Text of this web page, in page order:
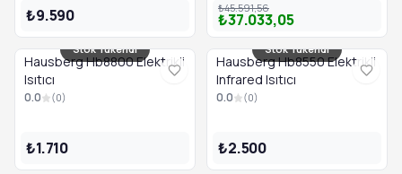
₺9.590 ₺45.591,56
₺37.033,05
Stok Tükendi
Hausberg Hb8800 Elektrikli
Isıtıcı
0.0 (0)
₺1.710
Stok Tükendi
Hausberg Hb8550 Elektrikli
Infrared Isıtıcı
0.0 (0)
₺2.500